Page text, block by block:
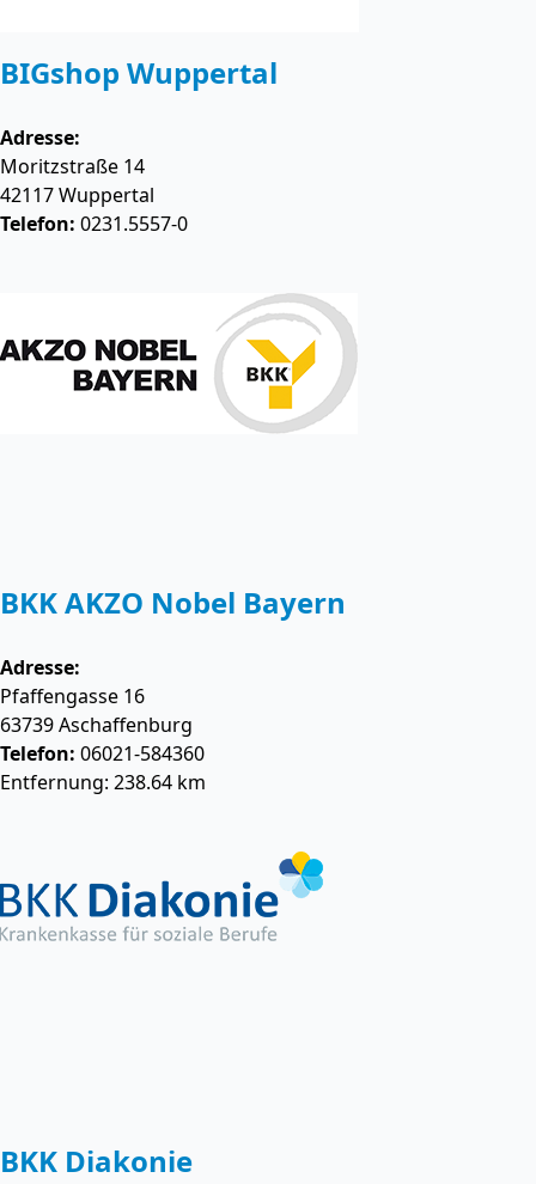
BIGshop Wuppertal
Adresse:
Moritzstraße 14
42117Wuppertal
Telefon: 0231.5557-0
BKK AKZO Nobel Bayern
Adresse:
Pfaffengasse 16
63739Aschaffenburg
Telefon: 06021-584360
Entfernung: 238.64 km
BKK Diakonie